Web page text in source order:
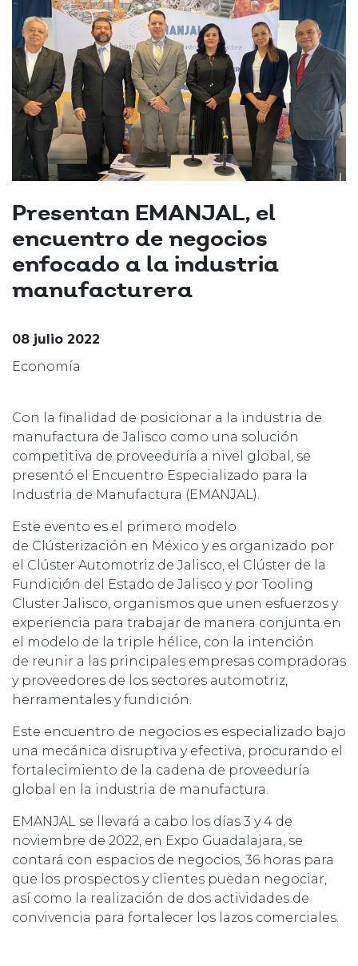
Presentan EMANJAL, el
encuentro de negocios
enfocado a la industria
manufacturera
08 julio 2022
Economía
Con la finalidad de posicionar a la industria de
manufactura de Jalisco como una solución
competitiva de proveeduría a nivel global, se
presentó el Encuentro Especializado para la
Industria de Manufactura (EMANJAL).
Este evento es el primero modelo
de Clústerización en México y es organizado por
el Clúster Automotriz de Jalisco, el Clúster de la
Fundición del Estado de Jalisco y por Tooling
Cluster Jalisco, organismos que unen esfuerzos y
experiencia para trabajar de manera conjunta en
el modelo de la triple hélice, con la intención
de reunir a las principales empresas compradoras
y proveedores de los sectores automotriz,
herramentales y fundición.
Este encuentro de negocios es especializado bajo
una mecánica disruptiva y efectiva, procurando el
fortalecimiento de la cadena de proveeduría
global en la industria de manufactura.
EMANJAL se llevará a cabo los días 3 y 4 de
noviembre de 2022, en Expo Guadalajara, se
contará con espacios de negocios, 36 horas para
que los prospectos y clientes puedan negociar,
así como la realización de dos actividades de
convivencia para fortalecer los lazos comerciales.